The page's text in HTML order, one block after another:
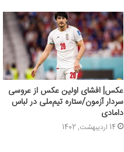
عکس| افشای اولین عکس از عروسی
سردار آزمون/ستاره تیم‌ملی در لباس
دامادی
14 اردیبهشت, 1402